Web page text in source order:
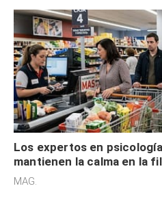
Los expertos en
mantienen la calma en la
cognitiva, gratitud y no
MAG.